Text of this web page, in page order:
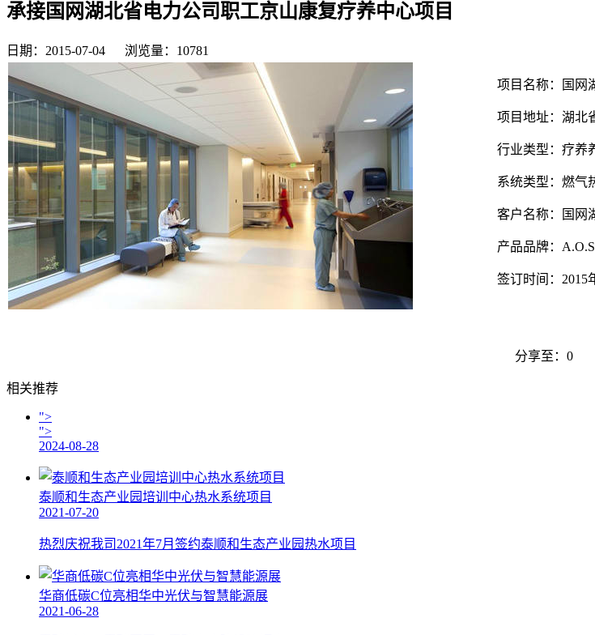
承接国网湖北省电力公司职工京山康复疗养中心项目
日期：2015-07-04 浏览量：10781
项目名称：国网
项目地址：湖北
行业类型：疗养
系统类型：燃气
客户名称：国网
产品品牌：
签订时间：2015
分享至： 0
相关推荐
">
">
2024-08-28
泰顺和生态产业园培训中心热水系统项目
2021-07-20
热烈庆祝我司2021年7月签约泰顺和生态产业园热水项目
华商低碳C位亮相华中光伏与智慧能源展
2021-06-28